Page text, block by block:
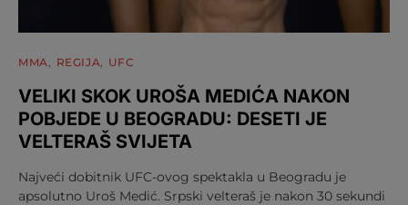
MMA REGIJA UFC
VELIKI SKOK UROŠA MEDIĆA NAKON
POBJEDE U BEOGRADU: DESETI JE
VELTERAŠ SVIJETA
Najveći dobitnik UFC-ovog spektakla u Beogradu je
apsolutno Uroš Medić. Srpski velteraš je nakon 30 sekundi